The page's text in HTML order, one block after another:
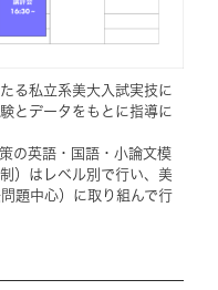
る私立系美大入試実技に
とデータをもとに指導に
の英語・国語・小論文模
）はレベル別で行い、美
題中心）に取り組んで行